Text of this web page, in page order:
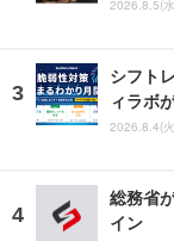
2026.8.5(
シフト
ィラボ
2026.8.4(
総務省
イン